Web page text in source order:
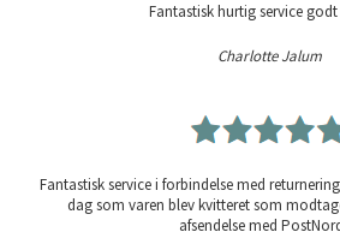
Fantastisk hurtig service
Charlotte Jalum
Fantastisk service i forbindelse med
dag som varen blev kvitteret som
afsendelse med